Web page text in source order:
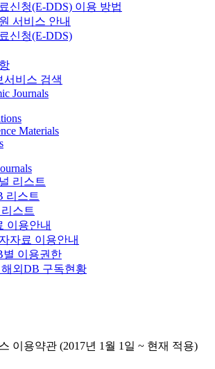
신청(E-DDS) 이용 방법
서비스 안내
신청(E-DDS)
서비스 검색
Journals
Materials
리스트
리스트
스트
이용안내
자료 이용안내
별 이용권한
외DB 구독현황
이용약관 (2017년 1월 1일 ~ 현재 적용)